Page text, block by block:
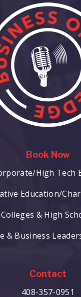
Book Now
High Tech
Education/
Colleges & High
& Business
Contact
408-357-0951